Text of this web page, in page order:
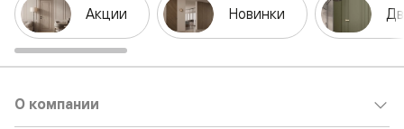
Акции Новинки
О компании